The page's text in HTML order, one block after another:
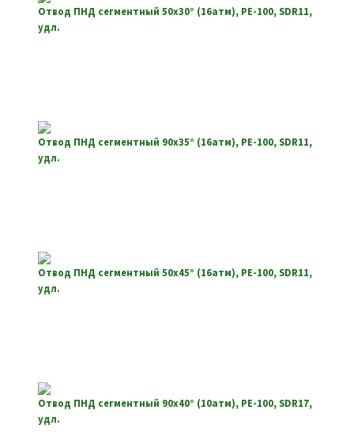
Отвод ПНД сегментный 50х30° (16атм), РЕ-100, SDR11,
удл.
Отвод ПНД сегментный 90х35° (16атм), РЕ-100, SDR11,
удл.
Отвод ПНД сегментный 50х45° (16атм), РЕ-100, SDR11,
удл.
Отвод ПНД сегментный 90х40° (10атм), РЕ-100, SDR17,
удл.